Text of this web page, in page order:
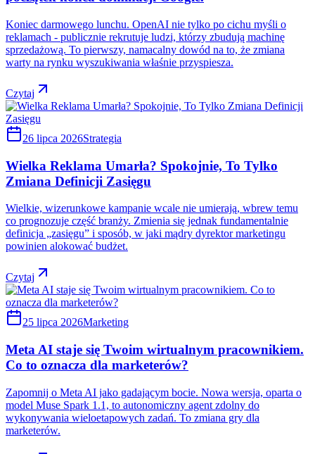
Koniec darmowego lunchu. OpenAI nie tylko po cichu myśli o
reklamach - publicznie rekrutuje ludzi, którzy zbudują machinę
sprzedażową. To pierwszy, namacalny dowód na to, że zmiana
warty na rynku wyszukiwania właśnie przyspiesza.
Czytaj
26 lipca 2026Strategia
Wielka Reklama Umarła? Spokojnie, To Tylko
Zmiana Definicji Zasięgu
Wielkie, wizerunkowe kampanie wcale nie umierają, wbrew temu
co prognozuje część branży. Zmienia się jednak fundamentalnie
definicja „zasięgu” i sposób, w jaki mądry dyrektor marketingu
powinien alokować budżet.
Czytaj
25 lipca 2026Marketing
Meta AI staje się Twoim wirtualnym pracownikiem.
Co to oznacza dla marketerów?
Zapomnij o Meta AI jako gadającym bocie. Nowa wersja, oparta o
model Muse Spark 1.1, to autonomiczny agent zdolny do
wykonywania wieloetapowych zadań. To zmiana gry dla
marketerów.